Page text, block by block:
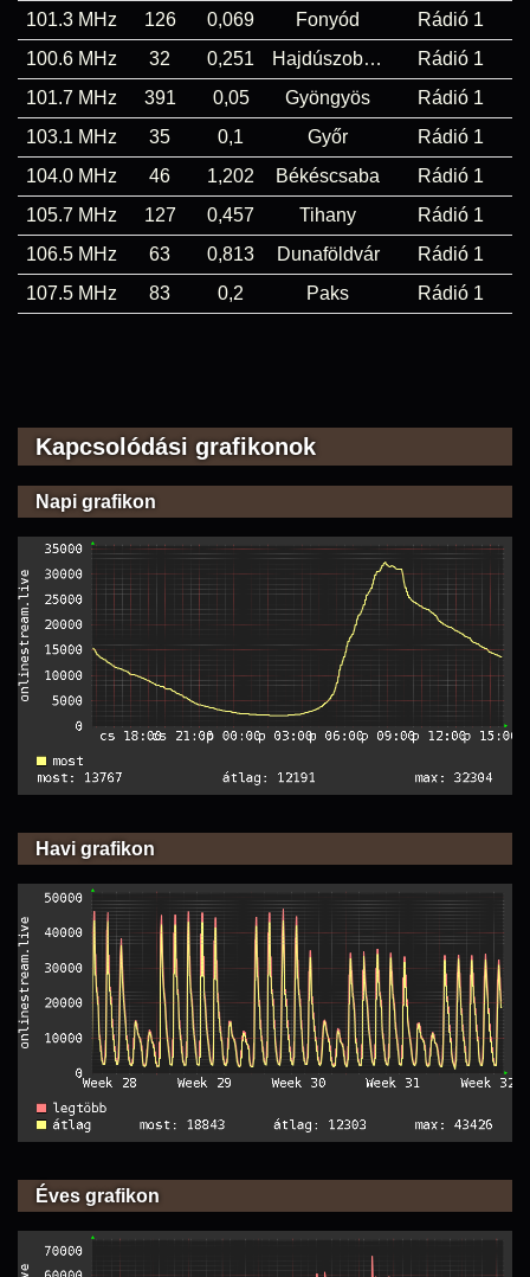
101.3 MHz 126 0,069 Fonyód
Rádió 1
100.6 MHz
32 0,251 Hajdúszoboszló
Rádió 1
101.7 MHz
391 0,05 Gyöngyös
Rádió 1
103.1 MHz
35 0,1 Győr
Rádió 1
104.0 MHz
46 1,202 Békéscsaba
Rádió 1
105.7 MHz
127 0,457 Tihany
Rádió 1
106.5 MHz
63 0,813 Dunaföldvár
Rádió 1
107.5 MHz
83 0,2 Paks Rádió 1
Kapcsolódási grafikonok
Napi grafikon
Havi grafikon
Éves grafikon